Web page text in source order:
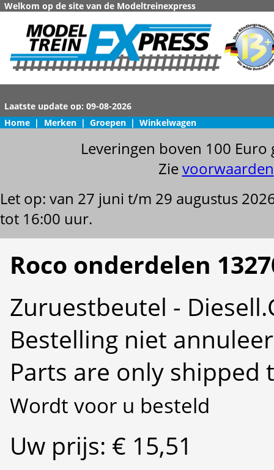
Welkom op de site van de Modeltreinexpress
Home | Merken | Groepen | Winkelwagen
Leveringen boven 100
Zievoorwaarden
Let op: van 27 juni t/m 29 augustus
tot 16:00 uur.
Roco onderdelen
Zuruestbeutel -
Bestelling niet
Parts are only shipped
Wordt voor u besteld
Uw prijs: € 15,51